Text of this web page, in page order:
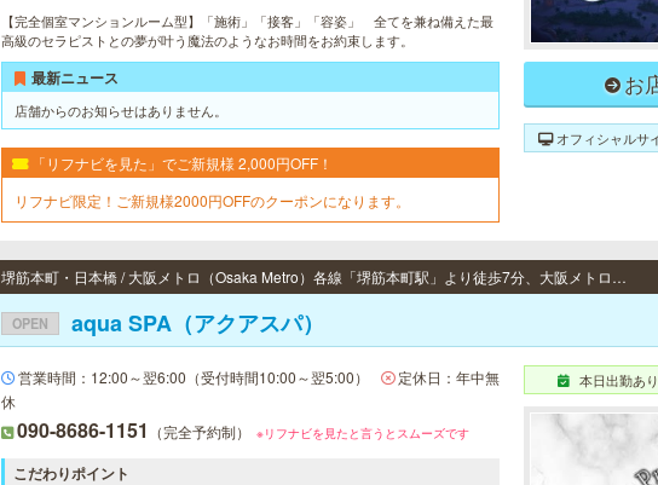
【完全個室マンションルーム型】「施術」「接客」「容姿」 全てを兼ね備えた最
高級のセラピストとの夢が叶う魔法のようなお時間をお約束します。
最新ニュース
店舗からのお知らせはありません。
「リフナビを見た」でご新規様 2,000円OFF！
リフナビ限定！ご新規様2000円OFFのクーポンになります。
お
オフィシャルサ
堺筋本町・日本橋 / 大阪メトロ（Osaka Metro）各線「堺筋本町駅」より徒歩7分、大阪メトロ（Osaka Metro）各線「本町駅」より徒歩7分、大阪メトロ（Osaka Metro）各線「心斎橋駅」より徒歩10分・大阪メトロ（Osaka Metro）各線「日本橋駅」7番出口より徒歩5分、大阪メトロ（Osaka Metro）各線「谷町九丁目駅」より徒歩7分、近鉄各線「近鉄日本橋駅」より徒歩6分、大阪メトロ（Osaka Metro）長堀鶴見緑地線「松屋町駅」より徒歩10分、近鉄各線「大阪上本町駅」より徒歩10分、阪神なんば線「大阪難波駅」より徒歩15分、大阪メトロ（Osaka Metro）各線「なんば駅」より徒歩17分
OPEN aqua SPA（アクアスパ）
営業時間：12:00～翌6:00（受付時間10:00～翌5:00）
定休日：年中無
休
090-8686-1151 （完全予約制） ※リフナビを見たと言うとスムーズです
こだわりポイント
本日出勤あり